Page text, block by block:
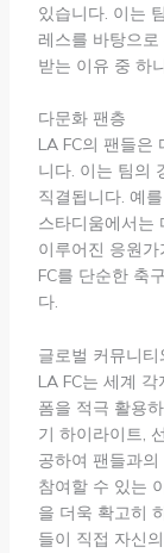
있습니다. 이는
레스를 바탕으
받는 이유 중 하
다문화 팬층
LA FC의 팬들은
니다. 이는 팀의
직결됩니다. 예
스타디움에서는
이루어진 응원
FC를 단순한 축
다.
글로벌 커뮤니티
LA FC는 세계
폼을 적극 활용
기 하이라이트,
공하여 팬들과
참여할 수 있는
을 더욱 확고히
들이 직접 자신